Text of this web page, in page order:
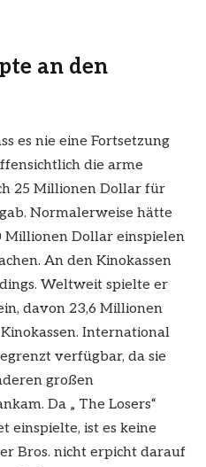
an den
es nie eine Fortsetzung
die arme
25 Millionen Dollar für
Normalerweise hätte
Millionen Dollar einspielen
An den Kinokassen
Weltweit spielte er
davon 23,6 Millionen
International
verfügbar, da sie
großen
Da „ The Losers“
einspielte, ist es keine
Bros. nicht erpicht darauf